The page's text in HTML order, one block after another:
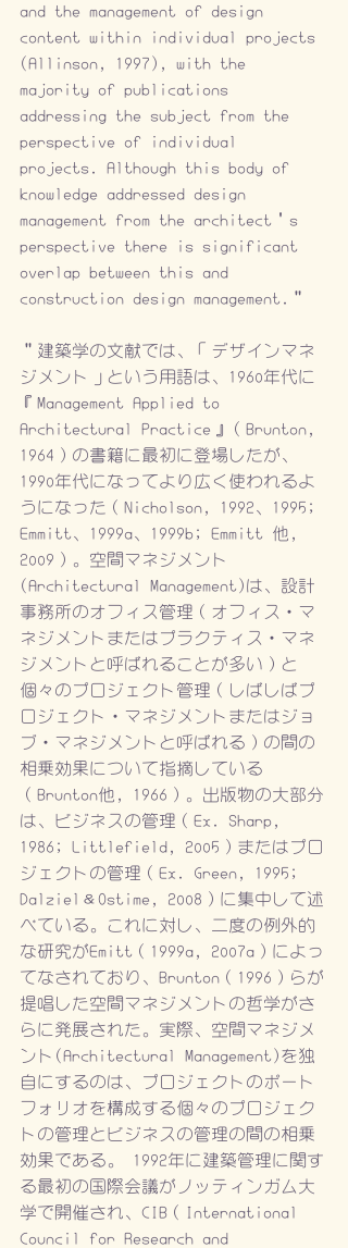
and the management of design
content within individual projects
(Allinson, 1997), with the
majority of publications
addressing the subject from the
perspective of individual
projects. Although this body of
knowledge addressed design
management from the architect’s
perspective there is significant
overlap between this and
construction design management.”
“建築学の文献では、「デザインマネ
ジメント」という用語は、1960年代に
『Management Applied to
Architectural Practice』（Brunton,
1964）の書籍に最初に登場したが、
1990年代になってより広く使われるよ
うになった（Nicholson, 1992、1995;
Emmitt、1999a、1999b; Emmitt 他,
2009）。空間マネジメント
(Architectural Management)は、設計
事務所のオフィス管理（オフィス・マ
ネジメントまたはプラクティス・マネ
ジメントと呼ばれることが多い）と
個々のプロジェクト管理（しばしばプ
ロジェクト・マネジメントまたはジョ
ブ・マネジメントと呼ばれる）の間の
相乗効果について指摘している
（Brunton他, 1966）。出版物の大部分
は、ビジネスの管理（Ex. Sharp,
1986; Littlefield, 2005）またはプロ
ジェクトの管理（Ex. Green, 1995;
Dalziel＆Ostime, 2008）に集中して述
べている。これに対し、二度の例外的
な研究がEmitt（1999a, 2007a）によっ
てなされており、Brunton（1996）らが
提唱した空間マネジメントの哲学がさ
らに発展された。実際、空間マネジメ
ント(Architectural Management)を独
自にするのは、プロジェクトのポート
フォリオを構成する個々のプロジェク
トの管理とビジネスの管理の間の相乗
効果である。 1992年に建築管理に関す
る最初の国際会議がノッティンガム大
学で開催され、CIB（International
Council for Research and